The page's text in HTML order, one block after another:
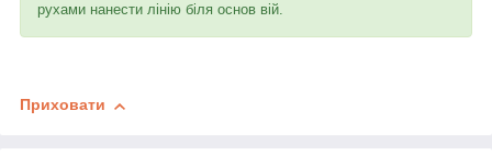
рухами нанести лінію біля основ вій.
Приховати